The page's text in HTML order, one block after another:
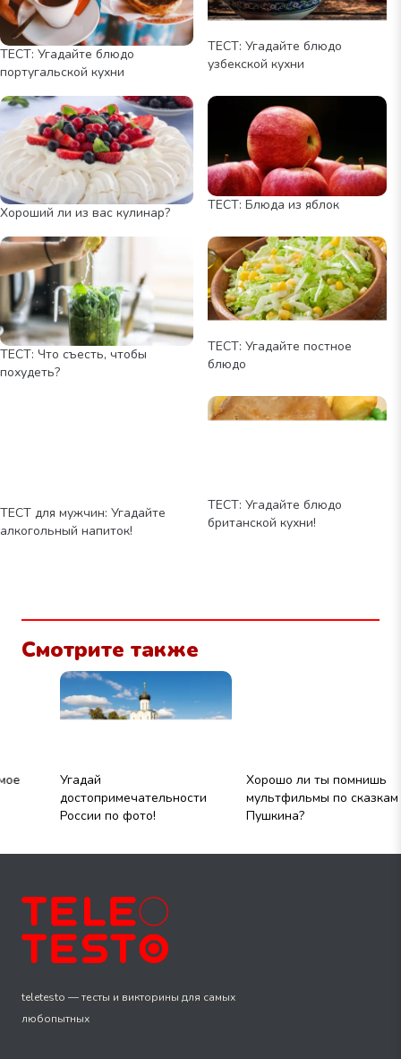
ТЕСТ: Угадайте блюдо
португальской кухни
ТЕСТ: Угадайте блюдо
узбекской кухни
Хороший ли из вас кулинар? ТЕСТ: Блюда из яблок
ТЕСТ: Что съесть, чтобы
похудеть?
ТЕСТ: Угадайте постное
блюдо
ТЕСТ для мужчин: Угадайте
алкогольный напиток!
ТЕСТ: Угадайте блюдо
британской кухни!
Смотрите также
Угадай
достопримечательности
России по фото!
Хорошо ли ты помнишь
мультфильмы по сказкам
Пушкина?
teletesto — тесты и викторины для самых
любопытных